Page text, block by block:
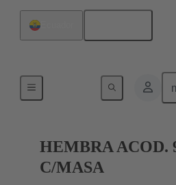
HEMBRA ACOD.
C/MASA